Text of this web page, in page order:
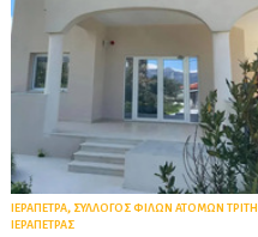
ΙΕΡΑΠΕΤΡΑ, ΣΥΛΛΟΓΟΣ ΦΙΛΩΝ ΑΤΟΜΩΝ
ΙΕΡΑΠΕΤΡΑΣ